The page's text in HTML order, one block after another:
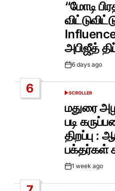
“மோடி
அபிஜீத்
Post6 days ago
6
POSTED
SCROLLER
மதுரை
படி
திறப்பு
பக்தர்கள்
Post1 week ago